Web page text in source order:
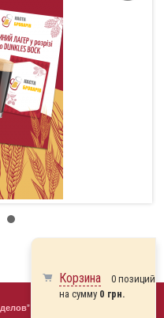
” 2010 - 2026
Корзина
0 позиций
на сумму 0 грн.